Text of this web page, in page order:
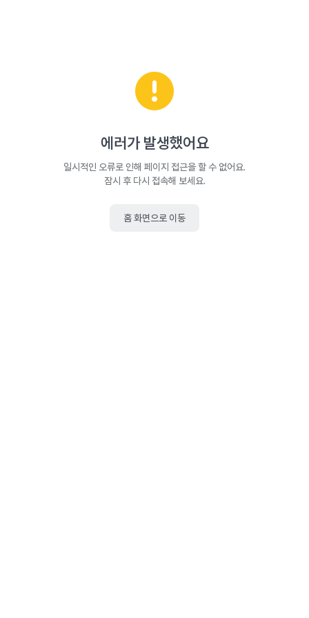
에러가 발생했어요
일시적인 오류로 인해 페이지 접근을 할 수 없어요.
잠시 후 다시 접속해 보세요.
홈 화면으로 이동